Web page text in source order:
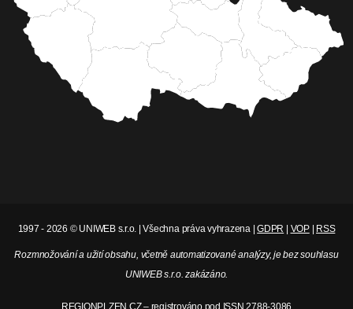
1997 - 2026 © UNIWEB s.r.o. | Všechna práva vyhrazena |GDPR VOP| RSS
Rozmnožování a užití obsahu, včetně automatizované analýzy, je bez souhlasu
UNIWEB s.r.o. zakázáno.